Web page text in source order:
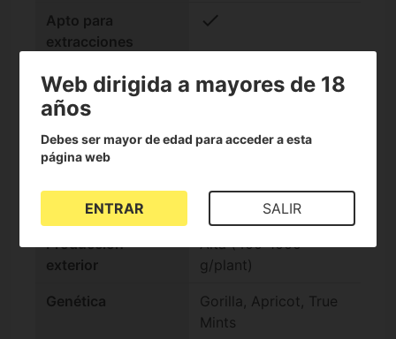
Apto para
extracciones
check
Efecto Estimulante
Floración exterior
Floración interior
Estándar (10-14
Producción interior Alta (500-600 g/m2)
Producción
exterior
Alta (400-1000
g/plant)
Genética
Gorilla, Apricot, True
Mints
Web dirigida a mayores de 18
años
Debes ser mayor de edad para acceder a esta
página web
ENTRAR SALIR